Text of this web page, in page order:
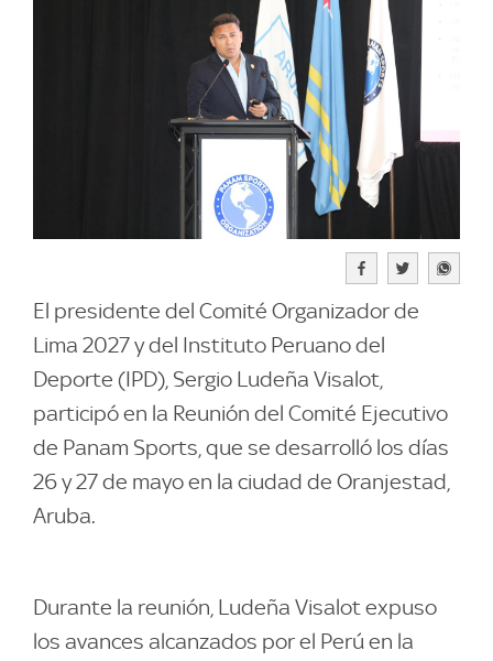
El presidente del Comité Organizador de
Lima 2027 y del Instituto Peruano del
Deporte (IPD), Sergio Ludeña Visalot,
participó en la Reunión del Comité Ejecutivo
de Panam Sports, que se desarrolló los días
26 y 27 de mayo en la ciudad de Oranjestad,
Aruba.
Durante la reunión, Ludeña Visalot expuso
los avances alcanzados por el Perú en la